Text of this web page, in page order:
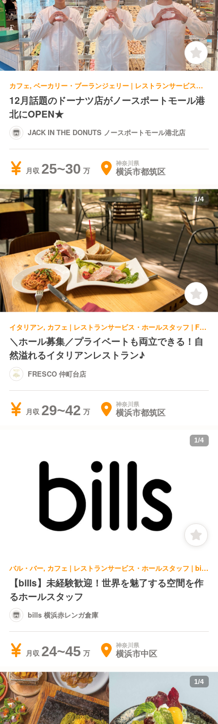
カフェ, ベーカリー・ブーランジェリー | レストランサービス・ホールスタッフ | JACK IN THE DONUTS ノースポートモール港北店
12月話題のドーナツ店がノースポートモール港
北にOPEN★
JACK IN THE DONUTS ノースポートモール港北店
月収 25~30 神奈川県
横浜市都筑区
1/4
イタリアン, カフェ | レストランサービス・ホールスタッフ | FRESCO 仲町台店
＼ホール募集／プライベートも両立できる！自
然溢れるイタリアンレストラン♪
FRESCO 仲町台店
月収 29~42 神奈川県
横浜市都筑区
1/4
バル・バー, カフェ | レストランサービス・ホールスタッフ | bills 横浜赤レンガ倉庫
【bills】未経験歓迎！世界を魅了する空間を作
るホールスタッフ
bills 横浜赤レンガ倉庫
月収 24~45 神奈川県
横浜市中区
1/4